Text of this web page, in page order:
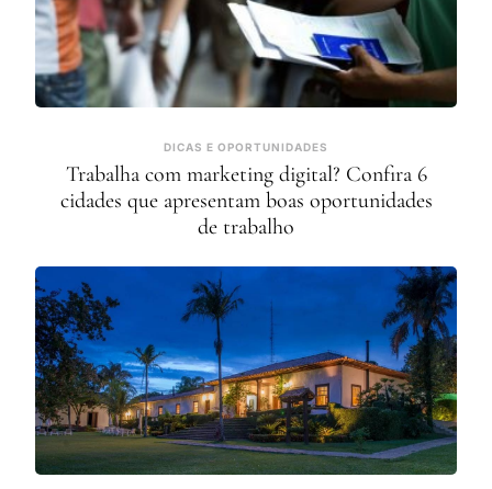
DICAS E OPORTUNIDADES
Trabalha com marketing digital? Confira 6
cidades que apresentam boas oportunidades
de trabalho